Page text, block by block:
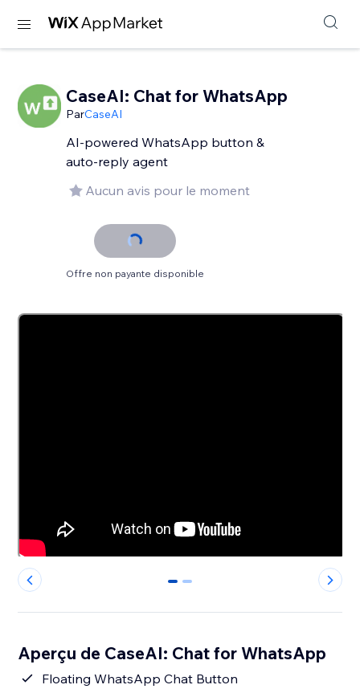
CaseAI: Chat for WhatsApp
ParCaseAI
AI-powered WhatsApp button &
auto-reply agent
Aucun avis pour le moment
Offre non payante disponible
0 1
Aperçu de CaseAI: Chat for WhatsApp
Floating WhatsApp Chat Button